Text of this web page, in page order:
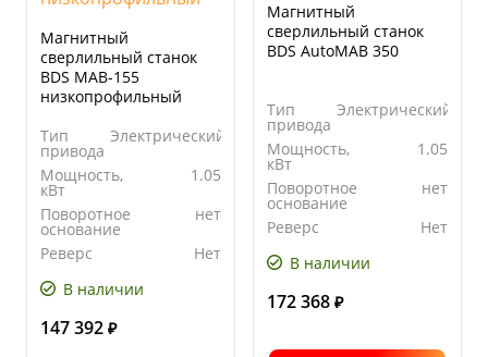
Магнитный
сверлильный станок
BDS MAB-155
низкопрофильный
Тип
привода
Электрический
Мощность,
кВт
1.05
Поворотное
основание
нет
Реверс
Нет
В наличии
147 392 ₽
Магнитный
сверлильный станок
BDS AutoMAB 350
Тип
привода
Электрический
Мощность,
кВт
1.05
Поворотное
основание
нет
Реверс
Нет
В наличии
172 368 ₽